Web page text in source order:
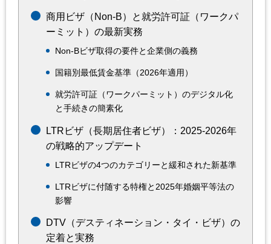
商用ビザ（Non-B）と就労許可証（ワークパ
ーミット）の最新実務
Non-Bビザ取得の要件と企業側の義務
国籍別最低賃金基準（2026年適用）
就労許可証（ワークパーミット）のデジタル化
と手続きの簡素化
LTRビザ（長期居住者ビザ）：2025-2026年
の戦略的アップデート
LTRビザの4つのカテゴリーと緩和された新基準
LTRビザに付随する特権と2025年婚姻平等法の
影響
DTV（デスティネーション・タイ・ビザ）の
定着と実務